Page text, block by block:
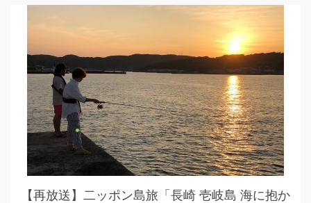
【再放送】二ッポン島旅「長崎 壱岐島 海に抱か